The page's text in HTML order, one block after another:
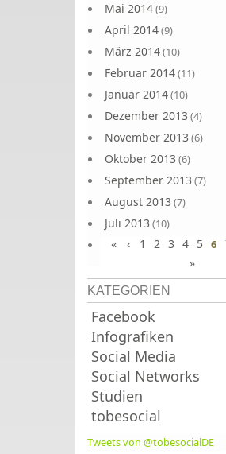
Mai 2014(9)
April 2014(9)
März 2014(10)
Februar 2014(11)
Januar 2014(10)
Dezember 2013 (4)
November 2013 (6)
Oktober 2013 (6)
September 2013 (7)
August 2013 (7)
Juli 2013 (10)
Juni 2013(10)
« ‹ 1 2 3 4 5 6
»
KATEGORIEN
Facebook
Infografiken
Social Media
Social Networks
Studien
tobesocial
Tweets von @tobesocialDE